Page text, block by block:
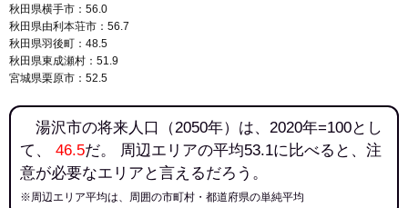
秋田県横手市：56.0
秋田県由利本荘市：56.7
秋田県羽後町：48.5
秋田県東成瀬村：51.9
宮城県栗原市：52.5
湯沢市の将来人口（2050年）は、2020年=100とし
て、 46.5だ。 周辺エリアの平均53.1に比べると、注
意が必要なエリアと言えるだろう。
※周辺エリア平均は、周囲の市町村・都道府県の単純平均